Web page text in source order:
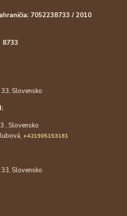
7052238733 / 2010
8733
Slovensko
, Slovensko
+421905153181
Slovensko